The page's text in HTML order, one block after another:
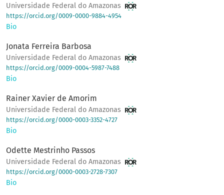
Universidade Federal do Amazonas
https://orcid.org/0009-0000-9884-4954
Bio
Jonata Ferreira Barbosa
Universidade Federal do Amazonas
https://orcid.org/0009-0004-5987-7488
Bio
Rainer Xavier de Amorim
Universidade Federal do Amazonas
https://orcid.org/0000-0003-3352-4727
Bio
Odette Mestrinho Passos
Universidade Federal do Amazonas
https://orcid.org/0000-0003-2728-7307
Bio